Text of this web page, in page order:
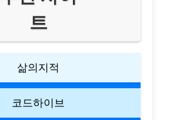
트
삶의지적
코드하이브